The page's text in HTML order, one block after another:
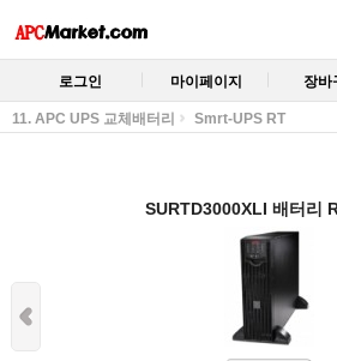
로그인 마이페이지 장바
11. APC UPS 교체배터리 Smrt-UPS RT
SURTD3000XLI 배터리